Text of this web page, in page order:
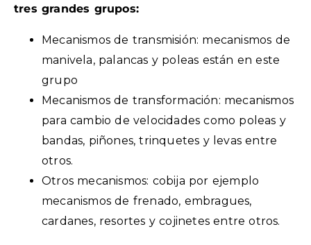
tres grandes grupos:
Mecanismos de transmisión: mecanismos de
manivela, palancas y poleas están en este
grupo
Mecanismos de transformación: mecanismos
para cambio de velocidades como poleas y
bandas, piñones, trinquetes y levas entre
otros.
Otros mecanismos: cobija por ejemplo
mecanismos de frenado, embragues,
cardanes, resortes y cojinetes entre otros.